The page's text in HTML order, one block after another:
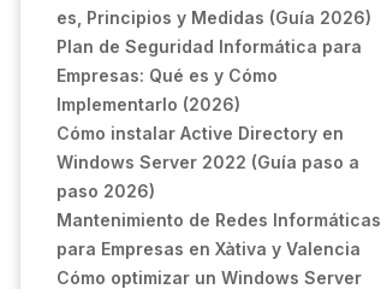
es, Principios y Medidas (Guía 2026)
Plan de Seguridad Informática para
Empresas: Qué es y Cómo
Implementarlo (2026)
Cómo instalar Active Directory en
Windows Server 2022 (Guía paso a
paso 2026)
Mantenimiento de Redes Informáticas
para Empresas en Xàtiva y Valencia
Cómo optimizar un Windows Server